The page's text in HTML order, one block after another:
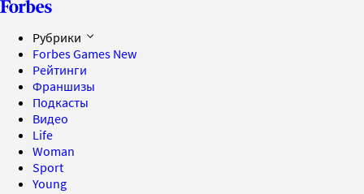
Рубрики
Forbes Games New
Рейтинги
Франшизы
Подкасты
Видео
Life
Woman
Sport
Young